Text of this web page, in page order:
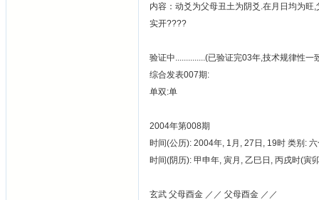
内容：动爻为父母丑土为阴爻.在月日均为
实开????
验证中..............(已验证完03年,技术规律性一
综合发表007期:
单双:单
2004年第008期
时间(公历): 2004年, 1月, 27日, 19时 类别:
时间(阴历): 甲申年, 寅月, 乙巳日, 丙戌时(寅
玄武 父母酉金 ／／ 父母酉金 ／／